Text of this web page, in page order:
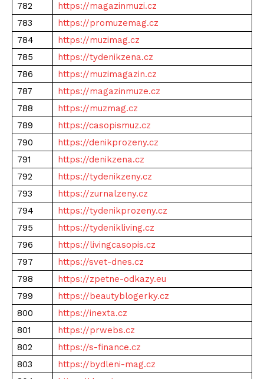
782
https://magazinmuzi.cz
783
https://promuzemag.cz
784
https://muzimag.cz
785
https://tydenikzena.cz
786
https://muzimagazin.cz
787
https://magazinmuze.cz
788
https://muzmag.cz
789
https://casopismuz.cz
790
https://denikprozeny.cz
791
https://denikzena.cz
792
https://tydenikzeny.cz
793
https://zurnalzeny.cz
794
https://tydenikprozeny.cz
795
https://tydenikliving.cz
796
https://livingcasopis.cz
797
https://svet-dnes.cz
798
https://zpetne-odkazy.eu
799
https://beautyblogerky.cz
800
https://inexta.cz
801
https://prwebs.cz
802
https://s-finance.cz
803
https://bydleni-mag.cz